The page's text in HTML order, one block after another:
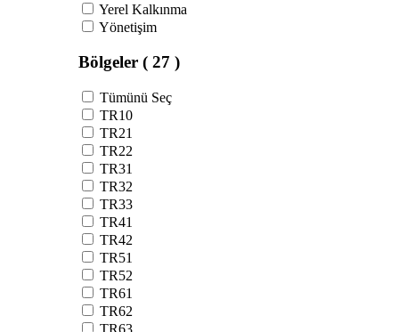
Yerel Kalkınma
Yönetişim
Bölgeler ( 27 )
Tümünü Seç
TR10
TR21
TR22
TR31
TR32
TR33
TR41
TR42
TR51
TR52
TR61
TR62